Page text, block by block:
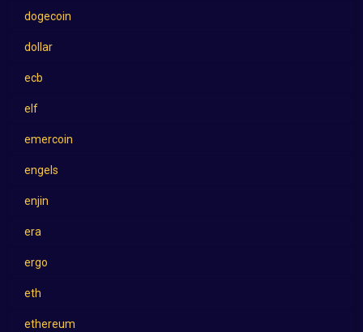
dogecoin
dollar
ecb
elf
emercoin
engels
enjin
era
ergo
eth
ethereum